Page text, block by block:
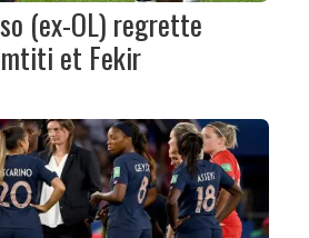
(ex-OL) regrette
et Fekir